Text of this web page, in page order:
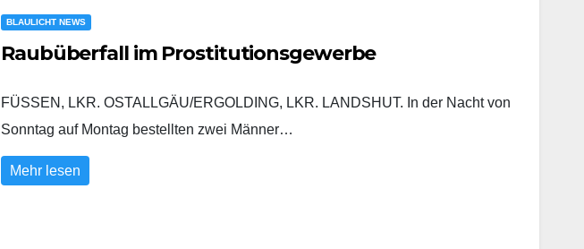
BLAULICHT NEWS
Raubüberfall im Prostitutionsgewerbe
FÜSSEN, LKR. OSTALLGÄU/ERGOLDING, LKR. LANDSHUT. In der Nacht von
Sonntag auf Montag bestellten zwei Männer…
Mehr lesen